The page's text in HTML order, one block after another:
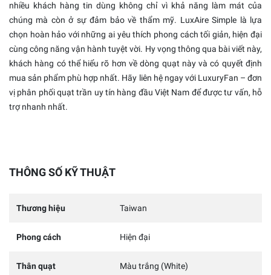
nhiều khách hàng tin dùng không chỉ vì khả năng làm mát của
chúng mà còn ở sự đảm bảo về thẩm mỹ. LuxAire Simple là lựa
chọn hoàn hảo với những ai yêu thích phong cách tối giản, hiện đại
cùng công năng vận hành tuyệt vời. Hy vọng thông qua bài viết này,
khách hàng có thể hiểu rõ hơn về dòng quạt này và có quyết định
mua sản phẩm phù hợp nhất. Hãy liên hệ ngay với LuxuryFan – đơn
vị phân phối quạt trần uy tín hàng đầu Việt Nam để được tư vấn, hỗ
trợ nhanh nhất.
THÔNG SỐ KỸ THUẬT
Thương hiệu Taiwan
Phong cách Hiện đại
Thân quạt Màu trắng (White)